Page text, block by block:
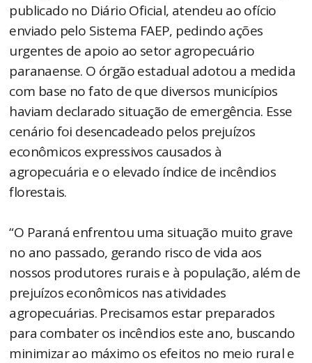
publicado no Diário Oficial, atendeu ao ofício
enviado pelo Sistema FAEP, pedindo ações
urgentes de apoio ao setor agropecuário
paranaense. O órgão estadual adotou a medida
com base no fato de que diversos municípios
haviam declarado situação de emergência. Esse
cenário foi desencadeado pelos prejuízos
econômicos expressivos causados à
agropecuária e o elevado índice de incêndios
florestais.
“O Paraná enfrentou uma situação muito grave
no ano passado, gerando risco de vida aos
nossos produtores rurais e à população, além de
prejuízos econômicos nas atividades
agropecuárias. Precisamos estar preparados
para combater os incêndios este ano, buscando
minimizar ao máximo os efeitos no meio rural e